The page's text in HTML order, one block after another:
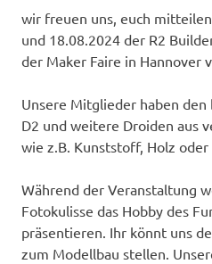
wir freuen uns, euch
und 18.08.2024 der R2
der Maker Faire in Hannover
Unsere Mitglieder haben
D2 und weitere Droiden aus
wie z.B. Kunststoff, Holz
Während der Veranstaltung
Fotokulisse das Hobby des
präsentieren. Ihr könnt uns
zum Modellbau stellen.